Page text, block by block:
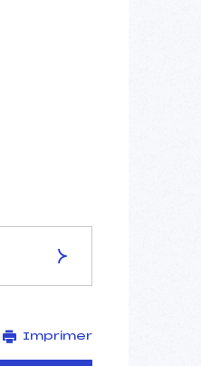
–
–
Imprimer